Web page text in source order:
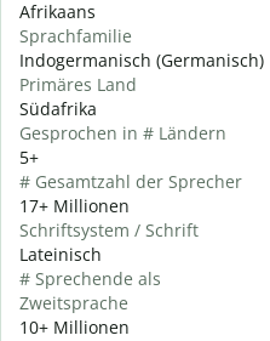
Afrikaans
Sprachfamilie
Indogermanisch (Germanisch)
Primäres Land
Südafrika
Gesprochen in # Ländern
5+
# Gesamtzahl der Sprecher
17+ Millionen
Schriftsystem / Schrift
Lateinisch
# Sprechende als
Zweitsprache
10+ Millionen